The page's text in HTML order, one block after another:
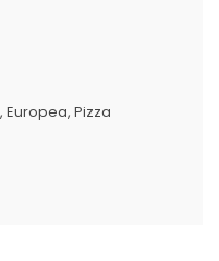
Europea Pizza